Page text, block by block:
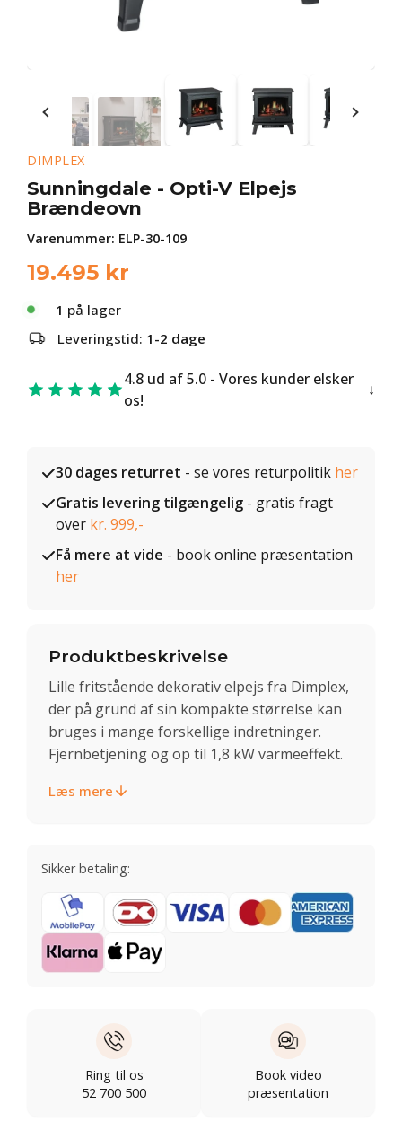
DIMPLEX
Sunningdale - Opti-V Elpejs
Brændeovn
Varenummer: ELP-30-109
19.495 kr
1 på lager
Leveringstid: 1-2 dage
4.8 ud af 5.0 - Vores kunder elsker
os!
30 dages returret - se vores returpolitik her
Gratis levering tilgængelig - gratis fragt
over kr. 999,-
Få mere at vide - book online præsentation
her
Produktbeskrivelse
Lille fritstående dekorativ elpejs fra Dimplex,
der på grund af sin kompakte størrelse kan
bruges i mange forskellige indretninger.
Fjernbetjening og op til 1,8 kW varmeeffekt.
Læs mere
Sikker betaling:
Ring til os
52 700 500
Book video
præsentation